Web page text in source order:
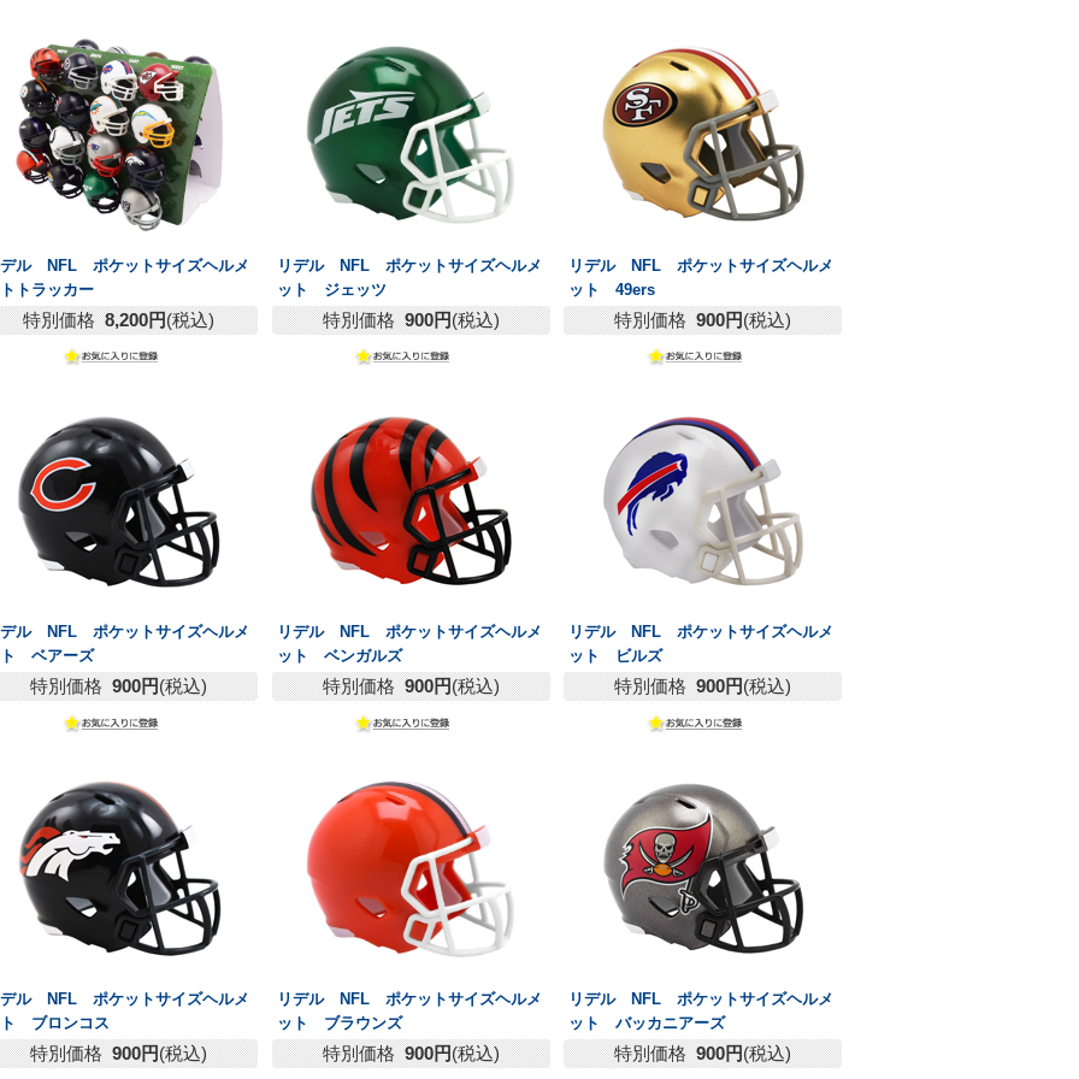
ル NFL ポケットサイズヘルメ
トラッカー
特別価格 8,200円(税込)
リデル NFL ポケットサイズヘルメ
ット ジェッツ
特別価格 900円(税込)
リデル NFL ポケットサイズヘルメ
ット 49ers
特別価格 900円(税込)
ル NFL ポケットサイズヘルメ
ベアーズ
特別価格 900円(税込)
リデル NFL ポケットサイズヘルメ
ット ベンガルズ
特別価格 900円(税込)
リデル NFL ポケットサイズヘルメ
ット ビルズ
特別価格 900円(税込)
ル NFL ポケットサイズヘルメ
ブロンコス
特別価格 900円(税込)
リデル NFL ポケットサイズヘルメ
ット ブラウンズ
特別価格 900円(税込)
リデル NFL ポケットサイズヘルメ
ット バッカニアーズ
特別価格 900円(税込)